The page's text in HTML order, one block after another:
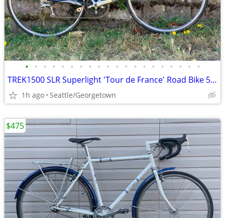
• • • • • • • • • • • • • • • • • • • •
TREK1500 SLR Superlight 'Tour de France' Road Bike 51cm ~ 5'3"-5'6" +
1h ago Seattle/Georgetown
$475